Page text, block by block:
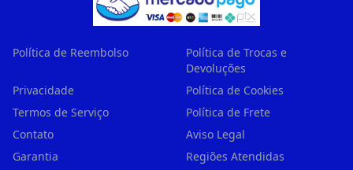
Política de Reembolso
Política de Trocas e
Devoluções
Privacidade
Política de Cookies
Termos de Serviço
Política de Frete
Contato
Aviso Legal
Garantia
Regiões Atendidas